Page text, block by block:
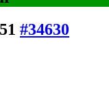
#34630